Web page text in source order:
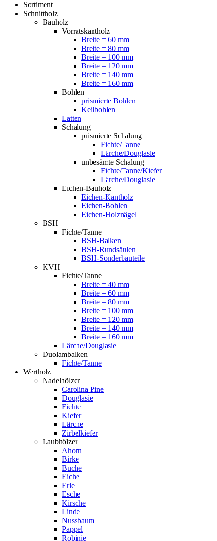
Sortiment
Schnittholz
Bauholz
Vorratskantholz
Breite = 60 mm
Breite = 80 mm
Breite = 100 mm
Breite = 120 mm
Breite = 140 mm
Breite = 160 mm
Bohlen
prismierte Bohlen
Keilbohlen
Latten
Schalung
prismierte Schalung
Fichte/Tanne
Lärche/Douglasie
unbesämte Schalung
Fichte/Tanne/Kiefer
Lärche/Douglasie
Eichen-Bauholz
Eichen-Kantholz
Eichen-Bohlen
Eichen-Holznägel
BSH
Fichte/Tanne
BSH-Balken
BSH-Rundsäulen
BSH-Sonderbauteile
KVH
Fichte/Tanne
Breite = 40 mm
Breite = 60 mm
Breite = 80 mm
Breite = 100 mm
Breite = 120 mm
Breite = 140 mm
Breite = 160 mm
Lärche/Douglasie
Duolambalken
Fichte/Tanne
Wertholz
Nadelhölzer
Carolina Pine
Douglasie
Fichte
Kiefer
Lärche
Zirbelkiefer
Laubhölzer
Ahorn
Birke
Buche
Eiche
Erle
Esche
Kirsche
Linde
Nussbaum
Pappel
Robinie